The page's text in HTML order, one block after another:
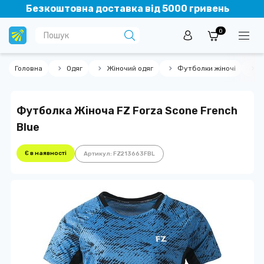
Безкоштовна доставка від 5000 гривень
0
Головна Одяг Жіночий одяг Футболки жіночі
Футболка Жіноча FZ Forza Scone French
Blue
Є в наявності Артикул: FZ213663FBL